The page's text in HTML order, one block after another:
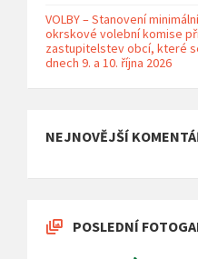
VOLBY – Stanovení
okrskové volební komise
zastupitelstev obcí, které
dnech 9. a 10. října 2026
NEJNOVĚJŠÍ
POSLEDNÍ